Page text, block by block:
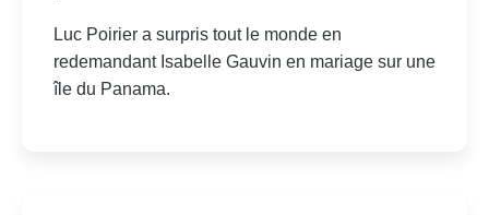
Luc Poirier a surpris tout le monde en
redemandant Isabelle Gauvin en mariage sur une
île du Panama.